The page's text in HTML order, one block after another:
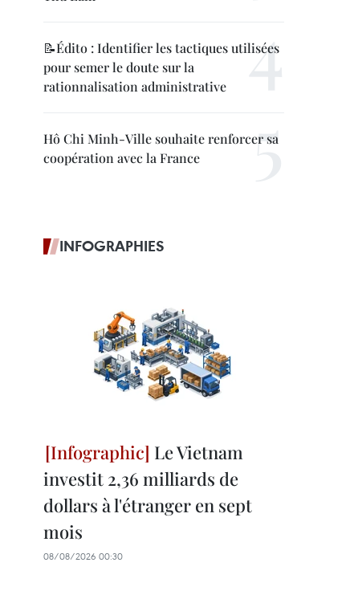
📝Édito : Identifier les tactiques utilisées
pour semer le doute sur la
rationnalisation administrative
Hô Chi Minh-Ville souhaite renforcer sa
coopération avec la France
INFOGRAPHIES
Le Vietnam
investit 2,36 milliards de
dollars à l'étranger en sept
mois
08/08/2026 00:30